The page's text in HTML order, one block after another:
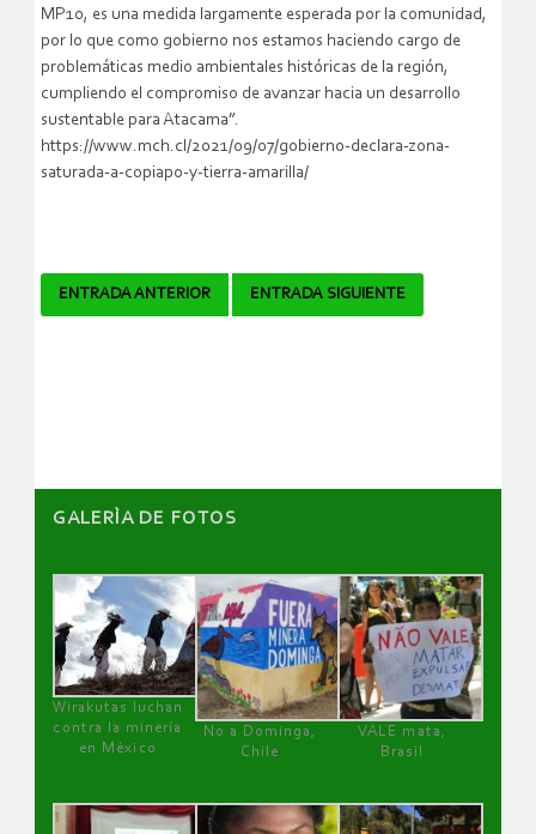
MP10, es una medida largamente esperada por la comunidad,
por lo que como gobierno nos estamos haciendo cargo de
problemáticas medio ambientales históricas de la región,
cumpliendo el compromiso de avanzar hacia un desarrollo
sustentable para Atacama”.
https://www.mch.cl/2021/09/07/gobierno-declara-zona-
saturada-a-copiapo-y-tierra-amarilla/
Navegador
ENTRADA ANTERIOR ENTRADA SIGUIENTE
GALERÌA DE FOTOS
Wirakutas luchan
contra la minería
en México
No a Dominga,
Chile
VALE mata,
Brasil